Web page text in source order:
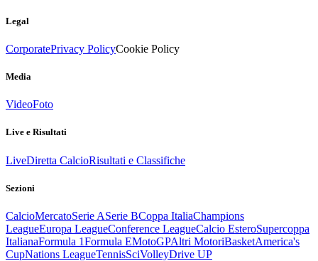
Legal
CorporatePrivacy PolicyCookie Policy
Media
VideoFoto
Live e Risultati
LiveDiretta CalcioRisultati e Classifiche
Sezioni
CalcioMercatoSerie ASerie BCoppa ItaliaChampions
LeagueEuropa LeagueConference LeagueCalcio EsteroSupercoppa
ItalianaFormula 1Formula EMotoGPAltri MotoriBasketAmerica's
CupNations LeagueTennisSciVolleyDrive UP